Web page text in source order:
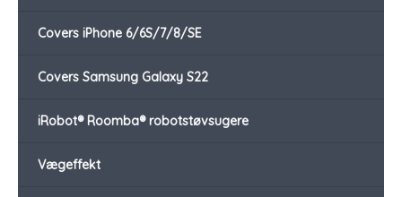
Covers iPhone 6/6S/7/8/SE
Covers Samsung Galaxy S22
iRobot® Roomba® robotstøvsugere
Vægeffekt